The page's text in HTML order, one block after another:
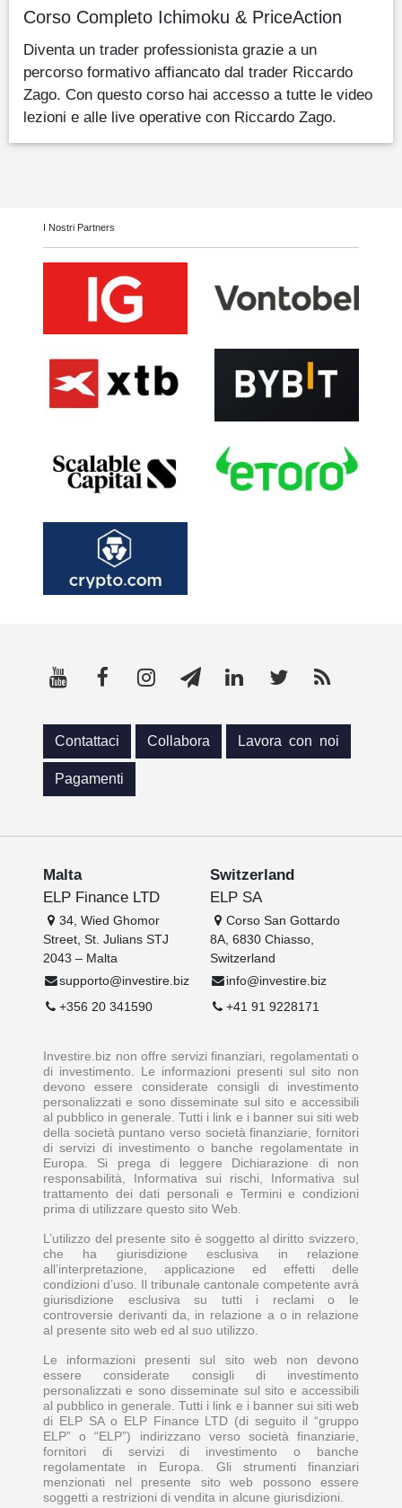
Corso Completo Ichimoku & PriceAction
Diventa un trader professionista grazie a un
percorso formativo affiancato dal trader Riccardo
Zago. Con questo corso hai accesso a tutte le video
lezioni e alle live operative con Riccardo Zago.
I Nostri Partners
Contattaci Collabora Lavora con noi
Pagamenti
Malta
ELP Finance LTD
34, Wied Ghomor
Street, St. Julians STJ
2043 – Malta
supporto@investire.biz
+356 20 341590
Switzerland
ELP SA
Corso San Gottardo
8A, 6830 Chiasso,
Switzerland
info@investire.biz
+41 91 9228171
Investire.biz non offre servizi finanziari, regolamentati o
di investimento. Le informazioni presenti sul sito non
devono essere considerate consigli di investimento
personalizzati e sono disseminate sul sito e accessibili
al pubblico in generale. Tutti i link e i banner sui siti web
della società puntano verso società finanziarie, fornitori
di servizi di investimento o banche regolamentate in
Europa. Si prega di leggere Dichiarazione di non
responsabilità, Informativa sui rischi, Informativa sul
trattamento dei dati personali e Termini e condizioni
prima di utilizzare questo sito Web.
L’utilizzo del presente sito è soggetto al diritto svizzero,
che ha giurisdizione esclusiva in relazione
all’interpretazione, applicazione ed effetti delle
condizioni d’uso. Il tribunale cantonale competente avrà
giurisdizione esclusiva su tutti i reclami o le
controversie derivanti da, in relazione a o in relazione
al presente sito web ed al suo utilizzo.
Le informazioni presenti sul sito web non devono
essere considerate consigli di investimento
personalizzati e sono disseminate sul sito e accessibili
al pubblico in generale. Tutti i link e i banner sui siti web
di ELP SA o ELP Finance LTD (di seguito il “gruppo
ELP” o “ELP”) indirizzano verso società finanziarie,
fornitori di servizi di investimento o banche
regolamentate in Europa. Gli strumenti finanziari
menzionati nel presente sito web possono essere
soggetti a restrizioni di vendita in alcune giurisdizioni.